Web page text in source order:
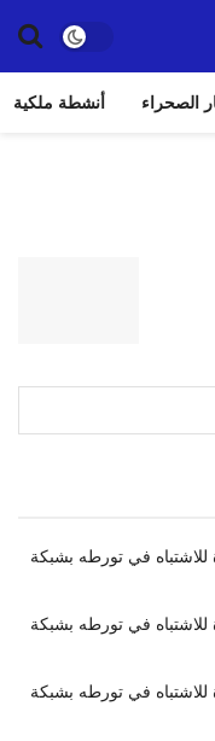
الصحراء أنشطة ملكية
في تورطه بشبكة
في تورطه بشبكة
في تورطه بشبكة